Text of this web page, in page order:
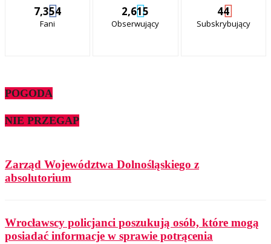
7,354
Fani
2,615
Obserwujący
44
Subskrybujący
POGODA
NIE PRZEGAP
Zarząd Województwa Dolnośląskiego z
absolutorium
Wrocławscy policjanci poszukują osób, które mogą
posiadać informacje w sprawie potrącenia